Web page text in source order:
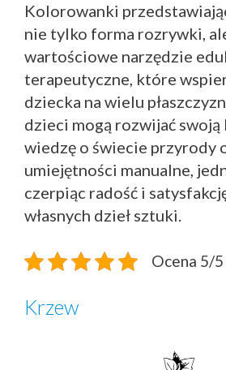
Kolorowanki
nie tylko forma rozrywki,
wartościowe narzędzie
terapeutyczne, które
dziecka na wielu
dzieci mogą rozwijać swoją
wiedzę o świecie przyrody
umiejętności manualne,
czerpiąc radość i
własnych dzieł sztuki.
Ocena 5/5
Krzew